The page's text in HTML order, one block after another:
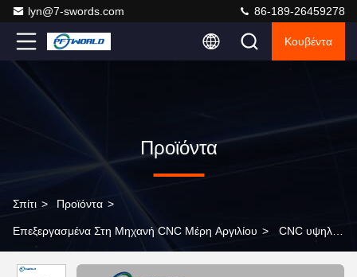
lyn@7-swords.com 86-189-26459278
Κουβέντα
Προϊόντα
Σπίτι > Προϊόντα >
Επεξεργασμένα Στη Μηχανή CNC Μέρη Αργιλίου > CNC υψηλής